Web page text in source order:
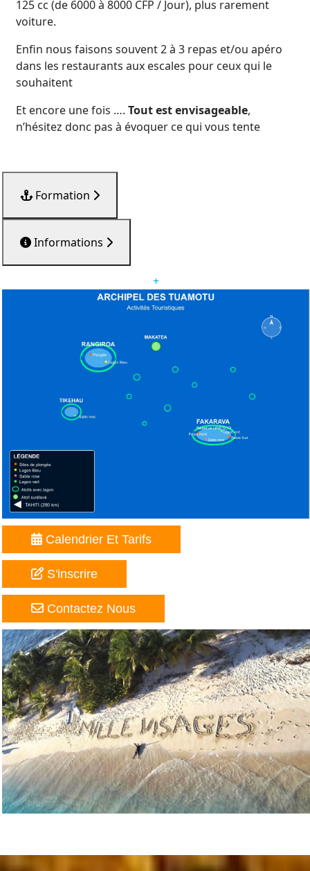
125 cc (de 6000 à 8000 CFP / Jour), plus rarement
voiture.
Enfin nous faisons souvent 2 à 3 repas et/ou apéro
dans les restaurants aux escales pour ceux qui le
souhaitent
Et encore une fois …. Tout est envisageable,
n’hésitez donc pas à évoquer ce qui vous tente
Formation
Informations
+
Calendrier Et Tarifs
S'inscrire
Contactez Nous